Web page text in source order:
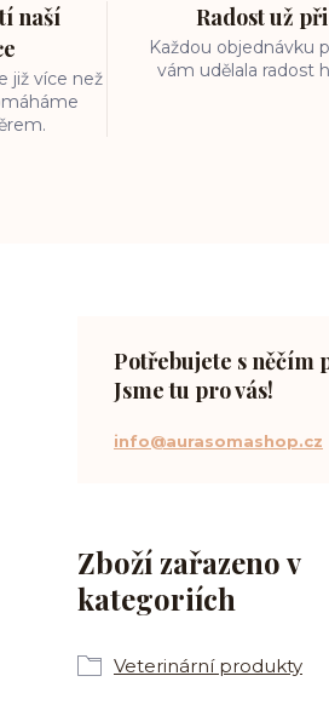
naší
již více než
Radost už
Každou objednávku
vám udělala radost
Zboží zařazeno v
kategoriích
Veterinární produkty
Potřebujete s něčím
Jsme tu pro vás!
info@aurasomashop.cz